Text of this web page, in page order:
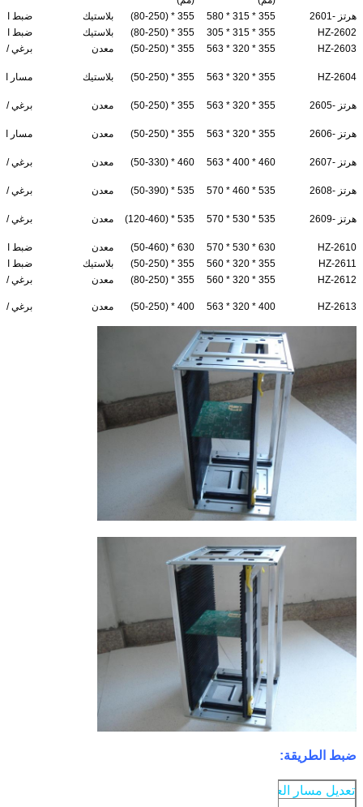
هرتز -2601
355 * 315 * 580
355 * (80-250) بلاستيك
ضبط
HZ-2602
355 * 315 * 305
355 * (80-250) بلاستيك
ضبط
HZ-2603
355 * 320 * 563
355 * (50-250) معدن برغي /
HZ-2604
355 * 320 * 563
355 * (50-250) بلاستيك مسار
هرتز -2605 355 * 320 * 563
355 * (50-250) معدن برغي /
هرتز -2606 355 * 320 * 563
355 * (50-250) معدن مسار
هرتز -2607 460 * 400 * 563
460 * (50-330) معدن برغي /
هرتز -2608 535 * 460 * 570
535 * (50-390) معدن برغي /
هرتز -2609 535 * 530 * 570
535 * (120-460) معدن برغي /
HZ-2610
630 * 530 * 570
630 * (50-460) معدن
ضبط
HZ-2611
355 * 320 * 560
355 * (50-250) بلاستيك
ضبط
HZ-2612
355 * 320 * 560
355 * (80-250) معدن برغي /
HZ-2613
400 * 320 * 563
400 * (50-250) معدن برغي /
ضبط الطريقة:
تعديل مسار العتاد / المقبض